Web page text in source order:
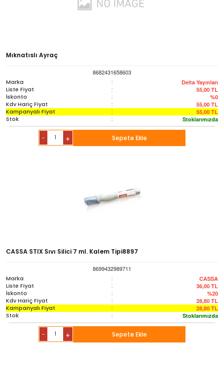
Mıknatıslı Ayraç
8682431658603
Marka
: Delta Yayınları
Liste Fiyat : 55,00 TL
İskonto : %0
Kdv Hariç Fiyat : 55,00 TL
Kampanyalı Fiyat : 55,00 TL
Stok : Stoklarımızda
- + Sepete Ekle
CASSA STIX Sıvı Silici 7 ml. Kalem Tipi8897
8699432989711
Marka
: CASSA
Liste Fiyat : 36,00 TL
İskonto : %20
Kdv Hariç Fiyat : 28,80 TL
Kampanyalı Fiyat : 28,80 TL
Stok : Stoklarımızda
- + Sepete Ekle